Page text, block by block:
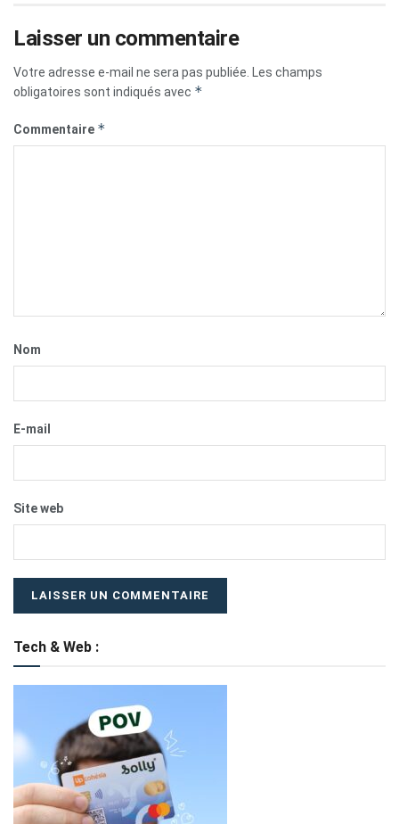
Laisser un commentaire
Votre adresse e-mail ne sera pas publiée.
Les champs
obligatoires sont indiqués avec *
Commentaire *
Nom
E-mail
Site web
Tech & Web :